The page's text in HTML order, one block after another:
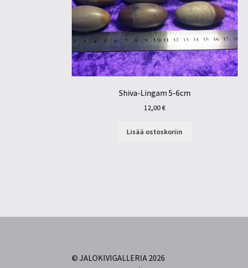
Shiva-Lingam 5-6cm
12,00€
Lisää ostoskoriin
© JALOKIVIGALLERIA 2026